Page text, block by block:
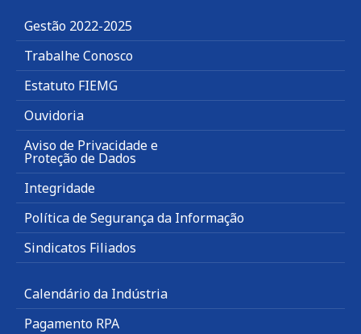
Gestão 2022-2025
Trabalhe Conosco
Estatuto FIEMG
Ouvidoria
Aviso de Privacidade e
Proteção de Dados
Integridade
Política de Segurança da Informação
Sindicatos Filiados
Calendário da Indústria
Pagamento RPA